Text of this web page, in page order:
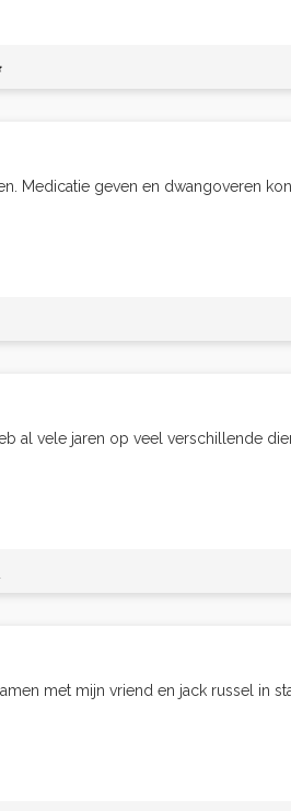
Medicatie geven en dwangoveren
al vele jaren op veel verschillende
met mijn vriend en jack russel in